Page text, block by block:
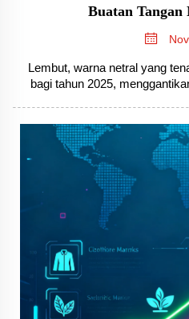
Buatan Tangan
Lembut, warna netral yang
bagi tahun 2025,
senyap dan keaslian artisan,
butiran buatan